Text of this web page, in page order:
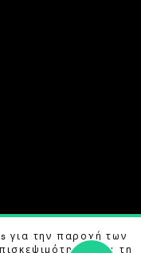
RESERVED.
για την παροχή των
και τη